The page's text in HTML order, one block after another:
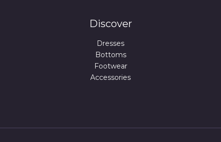
Discover
Dresses
Bottoms
Footwear
Accessories